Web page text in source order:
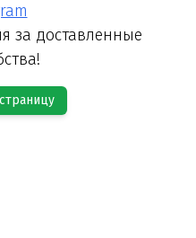
за доставленные